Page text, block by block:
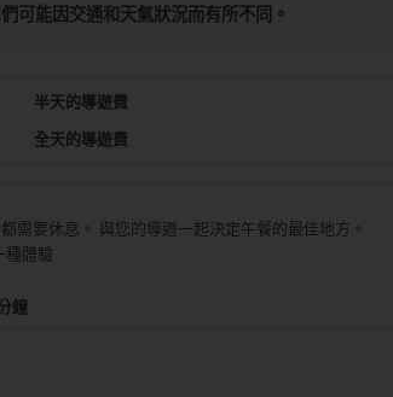
能因交通和天氣狀況而有所不同。
半天的導遊費
全天的導遊費
需要休息。 與您的導遊一起決定午餐的最佳地方。
種體驗
鐘